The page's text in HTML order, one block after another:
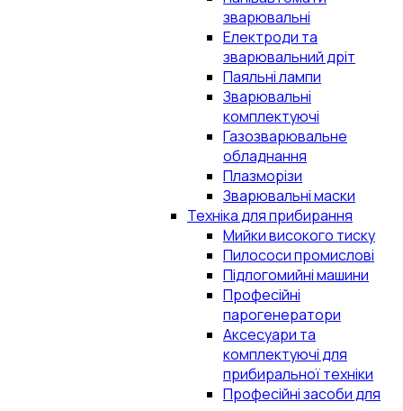
зварювальні
Електроди та
зварювальний дріт
Паяльні лампи
Зварювальні
комплектуючі
Газозварювальне
обладнання
Плазморізи
Зварювальні маски
Техніка для прибирання
Мийки високого тиску
Пилососи промислові
Підлогомийні машини
Професійні
парогенератори
Аксесуари та
комплектуючі для
прибиральної техніки
Професійні засоби для